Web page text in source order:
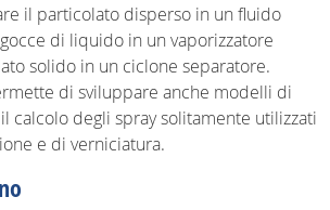
il particolato disperso in un fluido
di liquido in un vaporizzatore
solido in un ciclone separatore.
di sviluppare anche modelli di
calcolo degli spray solitamente utilizzati
e di verniciatura.